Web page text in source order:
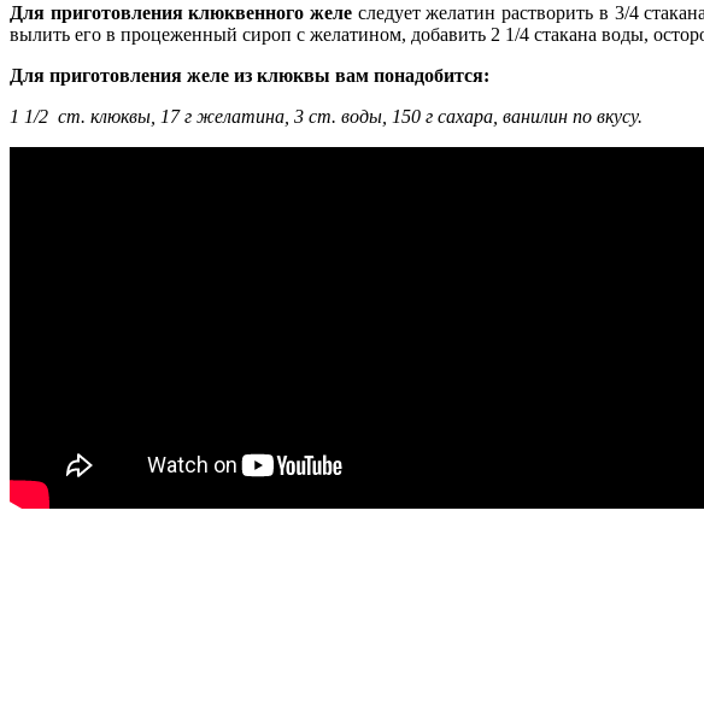
Для приготовления клюквенного желе следует желатин растворить в 3/4
вылить его в процеженный сироп с желатином, добавить 2 1/4 стакана воды,
Для приготовления желе из клюквы вам понадобится:
1 1/2 ст. клюквы, 17 г желатина, 3 ст. воды, 150 г сахара, ванилин по вкусу.